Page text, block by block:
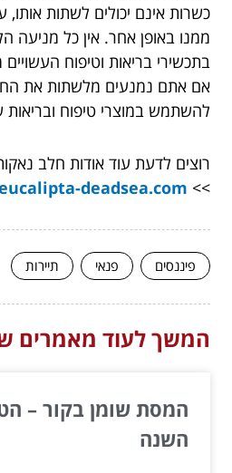
כשרות אינם יכולים לשתות אותו,
ממנו באופן אחר. אין כל
בתכשירי בריאות וטיפוח
אם אתם נמנעים מלשתות את
להשתמש במוצרי טיפוח ובריאות
רוצים לדעת עוד אודות חלב
>>
deadsea.com/
פיננסים פנאי תיירות
המשך לעוד מאמרים
המסת שומן בקור –
השנה